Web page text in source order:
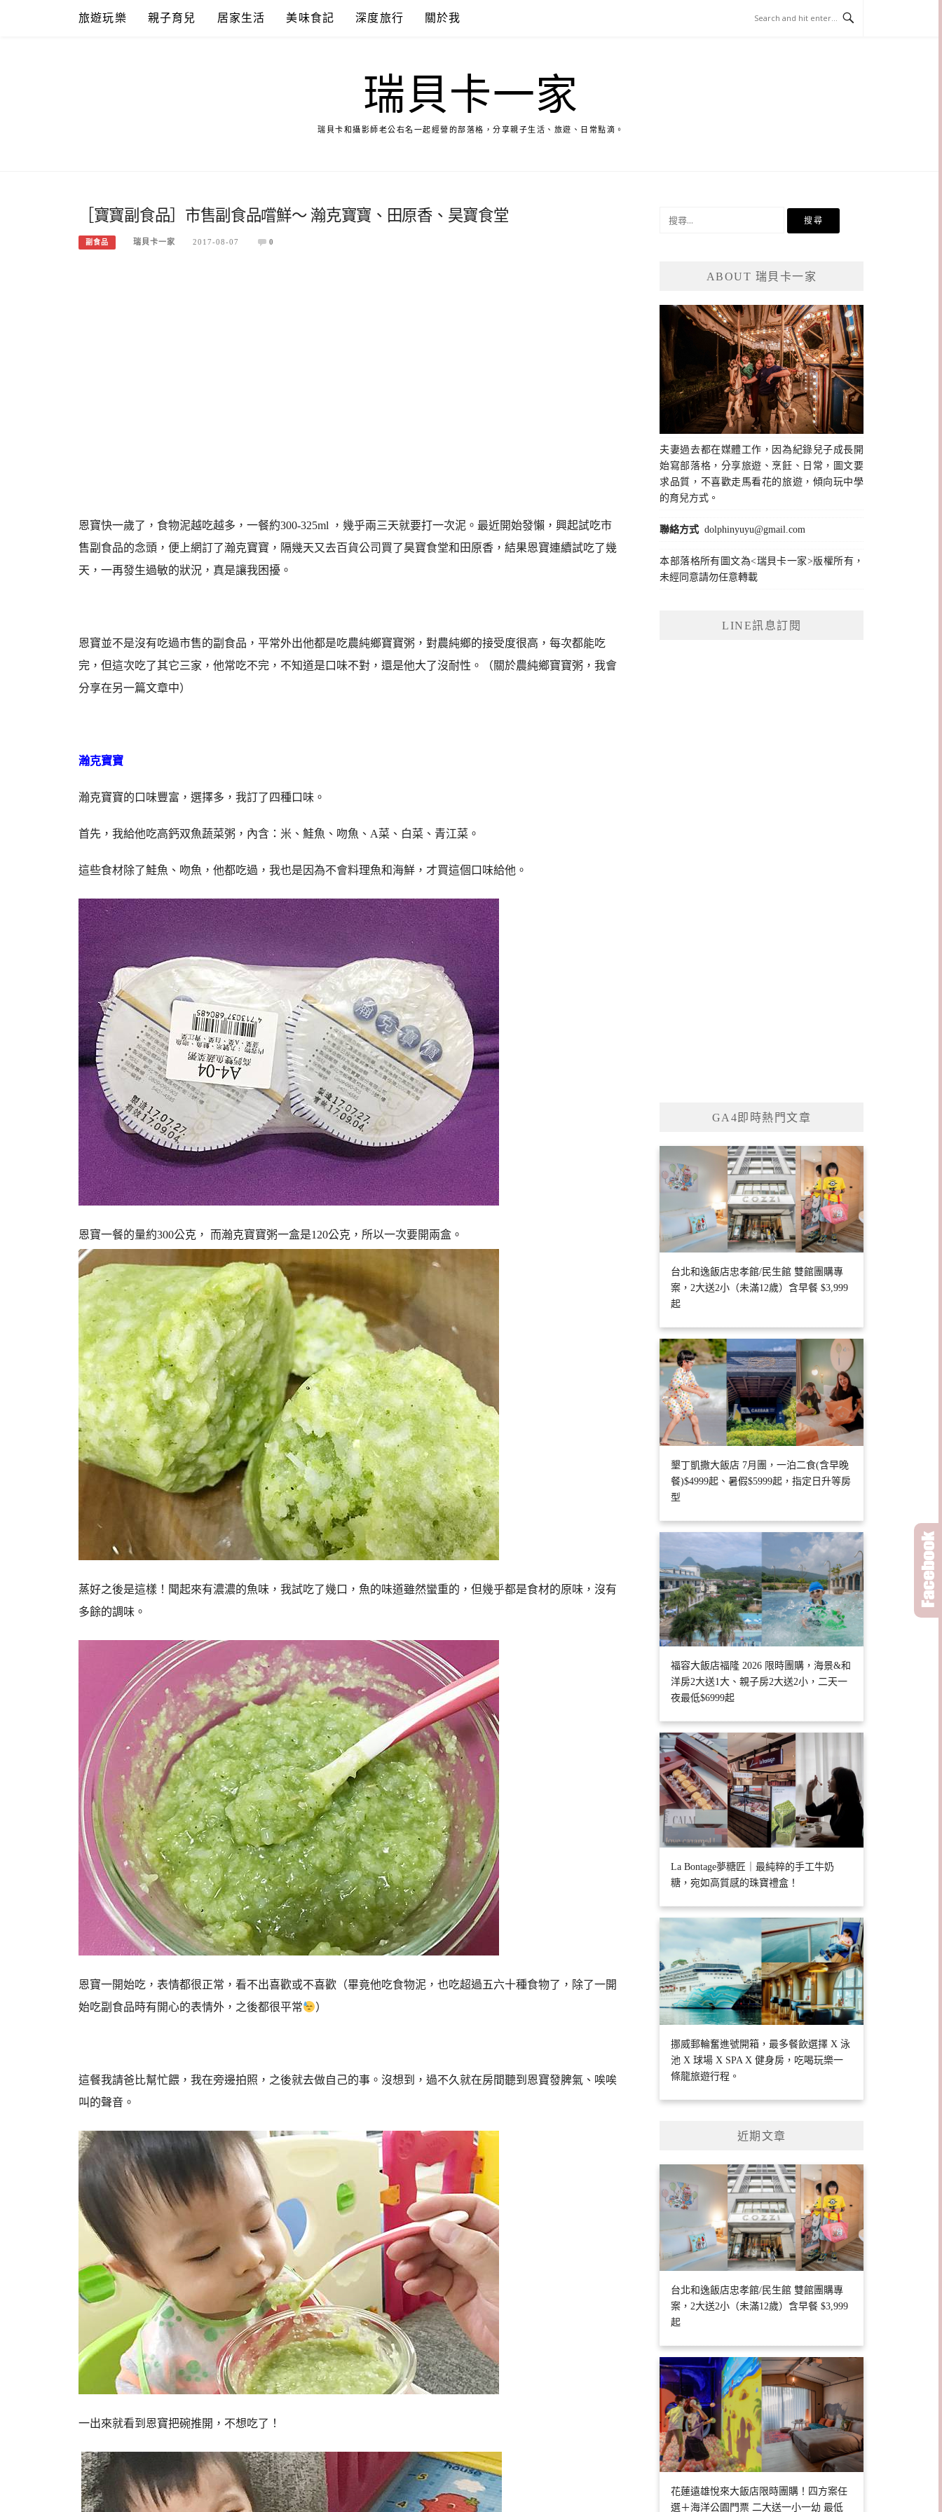
旅遊玩樂 親子育兒 居家生活 美味食記 深度旅行 關於我
瑞貝卡一家
瑞貝卡和攝影師老公右名一起經營的部落格，分享親子生活、旅遊、日常點滴。
［寶寶副食品］市售副食品嚐鮮～ 瀚克寶寶、田原香、昊寶食堂
副食品 瑞貝卡一家 2017-08-07 0
恩寶快一歲了，食物泥越吃越多，一餐約300-325ml ，幾乎兩三天就要打一次泥。最近開始發懶，興起試吃市
售副食品的念頭，便上網訂了瀚克寶寶，隔幾天又去百貨公司買了昊寶食堂和田原香，結果恩寶連續試吃了幾
天，一再發生過敏的狀況，真是讓我困擾。
恩寶並不是沒有吃過市售的副食品，平常外出他都是吃農純鄉寶寶粥，對農純鄉的接受度很高，每次都能吃
完，但這次吃了其它三家，他常吃不完，不知道是口味不對，還是他大了沒耐性。（關於農純鄉寶寶粥，我會
分享在另一篇文章中）
瀚克寶寶
瀚克寶寶的口味豐富，選擇多，我訂了四種口味。
首先，我給他吃高鈣双魚蔬菜粥，內含：米、鮭魚、吻魚、A菜、白菜、青江菜。
這些食材除了鮭魚、吻魚，他都吃過，我也是因為不會料理魚和海鮮，才買這個口味給他。
恩寶一餐的量約300公克， 而瀚克寶寶粥一盒是120公克，所以一次要開兩盒。
蒸好之後是這樣！聞起來有濃濃的魚味，我試吃了幾口，魚的味道雖然蠻重的，但幾乎都是食材的原味，沒有
多餘的調味。
恩寶一開始吃，表情都很正常，看不出喜歡或不喜歡（畢竟他吃食物泥，也吃超過五六十種食物了，除了一開
始吃副食品時有開心的表情外，之後都很平常
）
這餐我請爸比幫忙餵，我在旁邊拍照，之後就去做自己的事。沒想到，過不久就在房間聽到恩寶發脾氣、唉唉
叫的聲音。
一出來就看到恩寶把碗推開，不想吃了！
ABOUT 瑞貝卡一家
夫妻過去都在媒體工作，因為紀錄兒子成長開
始寫部落格，分享旅遊、烹飪、日常，圖文要
求品質，不喜歡走馬看花的旅遊，傾向玩中學
的育兒方式。
聯絡方式 dolphinyuyu@gmail.com
本部落格所有圖文為<瑞貝卡一家>版權所有，
未經同意請勿任意轉載
LINE訊息訂閱
GA4即時熱門文章
台北和逸飯店忠孝館/民生館 雙館團購專
案，2大送2小（未滿12歲）含早餐 $3,999
起
墾丁凱撒大飯店 7月團，一泊二食(含早晚
餐)$4999起、暑假$5999起，指定日升等房
型
福容大飯店福隆 2026 限時團購，海景&和
洋房2大送1大、親子房2大送2小，二天一
夜最低$6999起
La Bontage夢糖匠｜最純粹的手工牛奶
糖，宛如高質感的珠寶禮盒！
挪威郵輪奮進號開箱，最多餐飲選擇 X 泳
池 X 球場 X SPA X 健身房，吃喝玩樂一
條龍旅遊行程。
近期文章
台北和逸飯店忠孝館/民生館 雙館團購專
案，2大送2小（未滿12歲）含早餐 $3,999
起
花蓮遠雄悅來大飯店限時團購！四方案任
選＋海洋公園門票 二大送一小一幼 最低